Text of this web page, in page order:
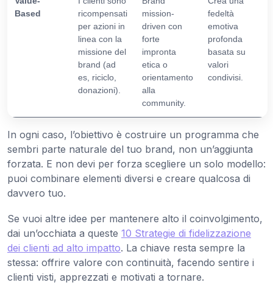
Based
ricompensati
per azioni in
linea con la
missione del
brand (ad
es, riciclo,
donazioni).
mission-
driven con
forte
impronta
etica o
orientamento
alla
community.
fedeltà
emotiva
profonda
basata su
valori
condivisi.
In ogni caso, l’obiettivo è costruire un programma che
sembri parte naturale del tuo brand, non un’aggiunta
forzata. E non devi per forza scegliere un solo modello:
puoi combinare elementi diversi e creare qualcosa di
davvero tuo.
Se vuoi altre idee per mantenere alto il coinvolgimento,
dai un’occhiata a queste 10 Strategie di fidelizzazione
dei clienti ad alto impatto. La chiave resta sempre la
stessa: offrire valore con continuità, facendo sentire i
clienti visti, apprezzati e motivati a tornare.